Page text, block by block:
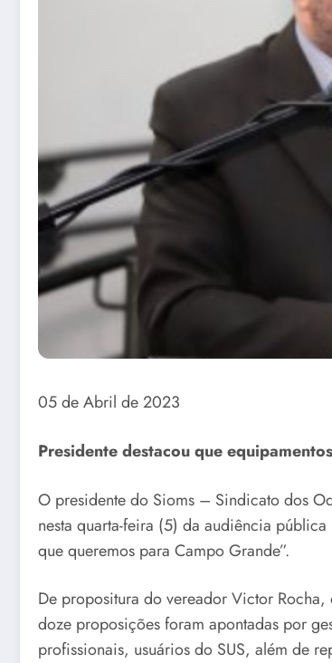
05 de Abril de 2023
Presidente destacou que
O presidente do Sioms – Sindicato dos
nesta quarta-feira (5) da audiência
que queremos para Campo Grande”.
De propositura do vereador Victor
doze proposições foram apontadas por
profissionais, usuários do SUS, além de